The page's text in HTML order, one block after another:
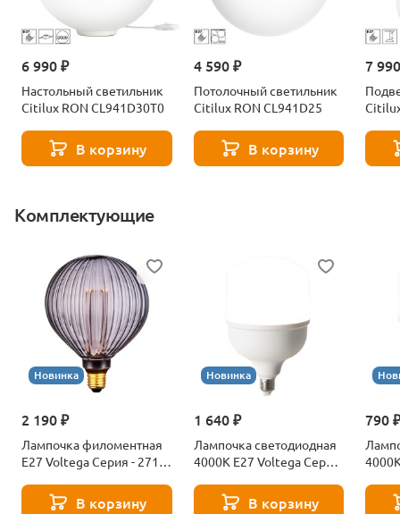
6 990 ₽
Настольный светильник
Citilux RON CL941D30T0
В корзину
4 590 ₽
Потолочный светильник
Citilux RON CL941D25
В корзину
7
Комплектующие
Новинка
2 190 ₽
Лампочка филоментная
Е27 Voltega Серия - 271
В корзину
Новинка
1 640 ₽
Лампочка светодиодная
4000К Е27 Voltega Серия
В корзину
790